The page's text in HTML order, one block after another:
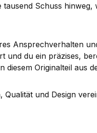
Schuss hinweg,
Ansprechverhalten
und du ein präzises,
Originalteil aus
Qualität und Design